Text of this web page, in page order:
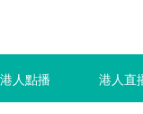
港人點播 港人直